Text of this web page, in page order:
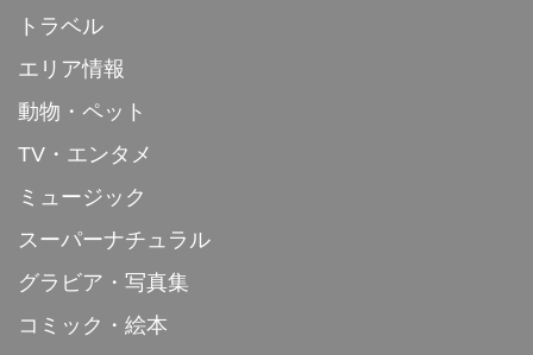
トラベル
エリア情報
動物・ペット
TV・エンタメ
ミュージック
スーパーナチュラル
グラビア・写真集
コミック・絵本